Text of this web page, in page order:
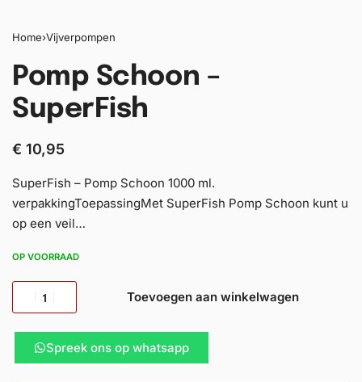
Home›Vijverpompen
Pomp Schoon –
SuperFish
€ 10,95
SuperFish – Pomp Schoon 1000 ml.
verpakkingToepassingMet SuperFish Pomp Schoon kunt u
op een veil…
OP VOORRAAD
Toevoegen aan winkelwagen
Spreek ons op whatsapp